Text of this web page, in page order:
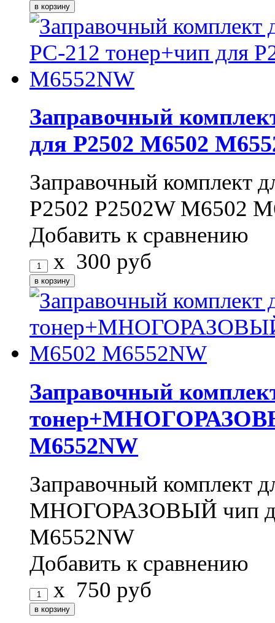
Заправочный
для P2502 M6502
Заправочный комплект
P2502 P2502W M6502
Добавить к сравнению
x 300 руб
Заправочный
M6552NW
Заправочный комплект
МНОГОРАЗОВЫЙ чип
M6552NW
Добавить к сравнению
x 750 руб